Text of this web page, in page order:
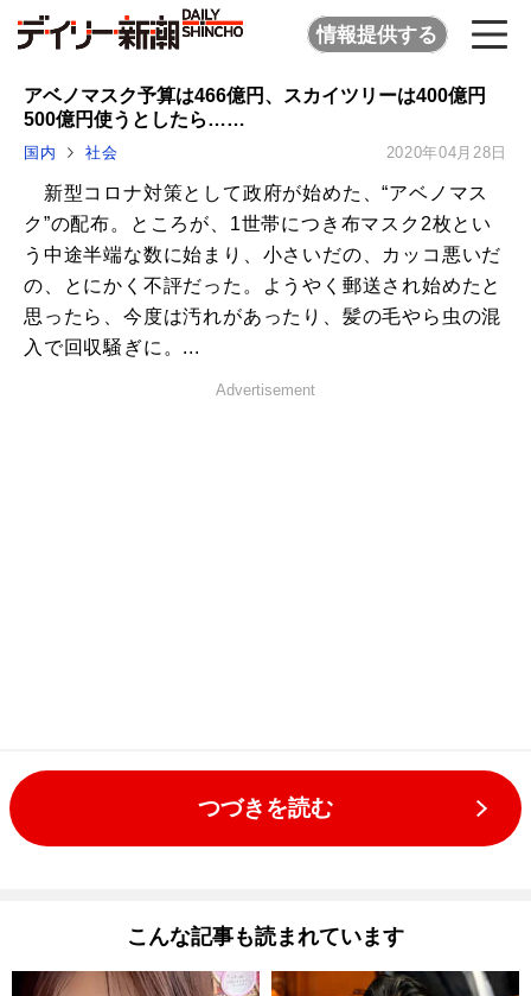
情報提供する
アベノマスク予算は466億円、スカイツリーは400億円
500億円使うとしたら……
国内 社会 2020年04月28日
新型コロナ対策として政府が始めた、“アベノマス
ク”の配布。ところが、1世帯につき布マスク2枚とい
う中途半端な数に始まり、小さいだの、カッコ悪いだ
の、とにかく不評だった。ようやく郵送され始めたと
思ったら、今度は汚れがあったり、髪の毛やら虫の混
入で回収騒ぎに。...
Advertisement
つづきを読む
こんな記事も読まれています